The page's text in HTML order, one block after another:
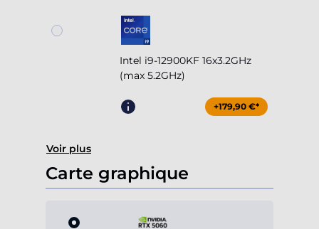
Intel i9-12900KF 16x3.2GHz
(max 5.2GHz)
+179,90 €*
Voir plus
Carte graphique